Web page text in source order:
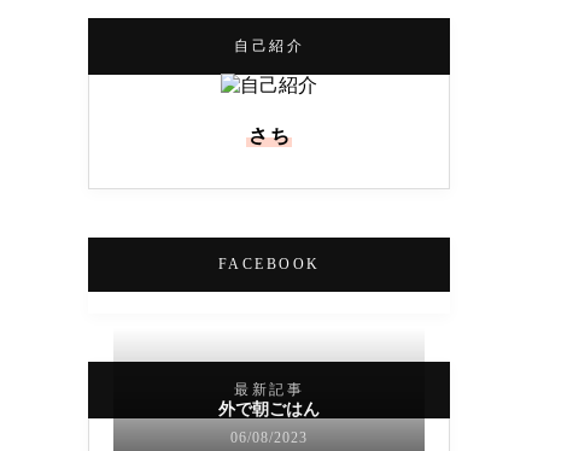
自己紹介
さち
FACEBOOK
最新記事
外で朝ごはん
06/08/2023